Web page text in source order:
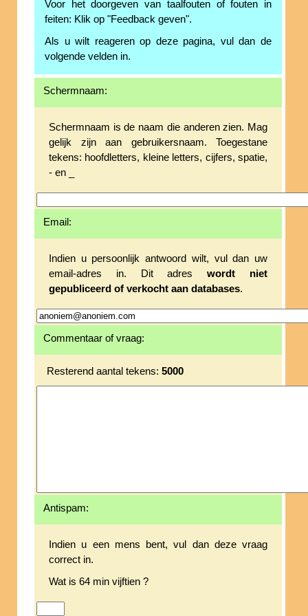
Voor het doorgeven van taalfouten of fouten in
feiten: Klik op "Feedback geven".
Als u wilt reageren op deze pagina, vul dan de
volgende velden in.
Schermnaam:
Schermnaam is de naam die anderen zien. Mag
gelijk zijn aan gebruikersnaam. Toegestane
tekens: hoofdletters, kleine letters, cijfers, spatie,
- en _
Email:
Indien u persoonlijk antwoord wilt, vul dan uw
email-adres in. Dit adreswordt niet
gepubliceerd of verkocht aan databases.
Commentaar of vraag:
Resterend aantal tekens: 5000
Antispam:
Indien u een mens bent, vul dan deze vraag
correct in.
Wat is 64 min vijftien ?